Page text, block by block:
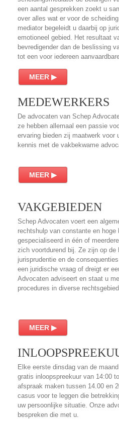
een aantal gesprekken zoekt u
over alles wat er voor de
mediator begeleidt u daarbij op
emotioneel gebied. Het resultaat
bevredigender dan de beslissing
tot een voor iedereen
MEER ▶
MEDEWERKERS
De advocaten van Schep
ze hebben allemaal een passie
ervaring bieden zij maatwerk voor
kennis met de vakbekwame
MEER ▶
VAKGEBIEDEN
Schep Advocaten voert een
rechtshulp van constante en
gespecialiseerd in één of
zich voortdurend bij. Ze zijn op de
jurisprudentie en de
een juridische vraag of dreigt er
Advocaten adviseert en staat u
procedures in diverse
MEER ▶
Elke eerste dinsdag van de
gratis inloopspreekuur van 14:00
afspraak maken tussen 14.00 en
casus voor te leggen die
uw persoonlijke situatie. Onze
bespreken die met u.